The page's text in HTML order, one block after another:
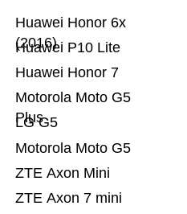
ZTE Axon 7 mini
ZTE Axon Mini
Motorola Moto G5
LG G5
Motorola Moto G5
Plus
Huawei Honor 7
Huawei P10 Lite
Huawei Honor 6x
(2016)